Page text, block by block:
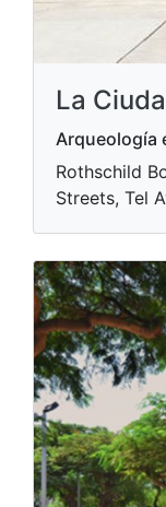
La
Arqueología
Rothschild
Streets, Tel